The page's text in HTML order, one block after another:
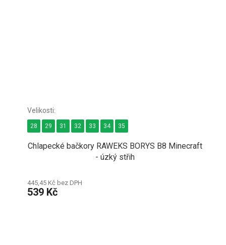
Chlapecké bačkory RAWEKS BORYS B8 Minecraft
- úzký střih
445,45 Kč bez DPH
539 Kč
28 29 31 32 33 34 35